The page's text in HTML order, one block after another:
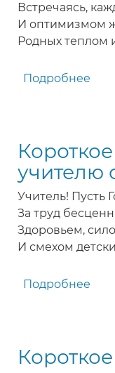
Встречаясь,
И оптимизмом
Родных теплом
Подробнее
учителю
Учитель! Пусть
За труд
Здоровьем,
И смехом
Подробнее
с